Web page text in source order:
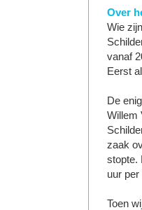
Over
Wie
vanaf
Eerst
De
Willem
zaak
stopte.
uur
Toen